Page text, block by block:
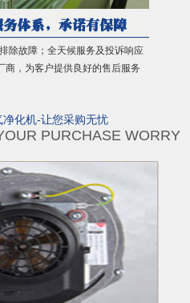
除故障；全天候服务及投诉响应
商，为客户提供良好的售后服务
化机-让您采购无忧
PURCHASE WORRY